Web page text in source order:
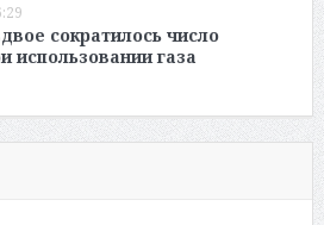
сократилось число
использовании газа